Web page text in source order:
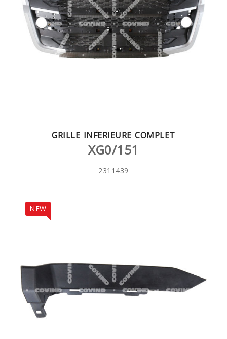
GRILLE INFERIEURE COMPLET
XG0/151
2311439
NEW